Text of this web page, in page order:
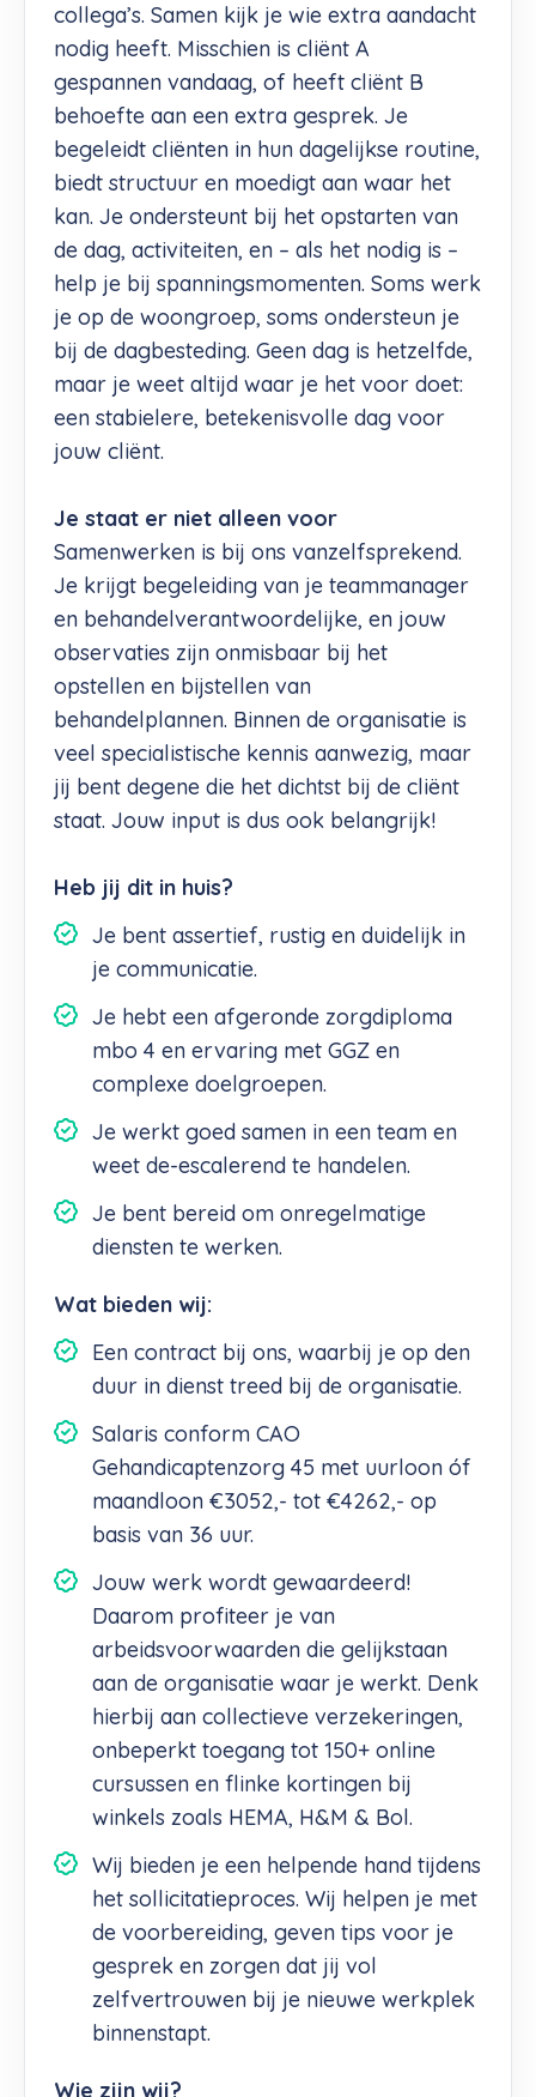
collega’s. Samen kijk je wie extra aandacht
nodig heeft. Misschien is cliënt A
gespannen vandaag, of heeft cliënt B
behoefte aan een extra gesprek. Je
begeleidt cliënten in hun dagelijkse routine,
biedt structuur en moedigt aan waar het
kan. Je ondersteunt bij het opstarten van
de dag, activiteiten, en – als het nodig is –
help je bij spanningsmomenten. Soms werk
je op de woongroep, soms ondersteun je
bij de dagbesteding. Geen dag is hetzelfde,
maar je weet altijd waar je het voor doet:
een stabielere, betekenisvolle dag voor
jouw cliënt.
Je staat er niet alleen voor
Samenwerken is bij ons vanzelfsprekend.
Je krijgt begeleiding van je teammanager
en behandelverantwoordelijke, en jouw
observaties zijn onmisbaar bij het
opstellen en bijstellen van
behandelplannen. Binnen de organisatie is
veel specialistische kennis aanwezig, maar
jij bent degene die het dichtst bij de cliënt
staat. Jouw input is dus ook belangrijk!
Heb jij dit in huis?
Je bent assertief, rustig en duidelijk in
je communicatie.
Je hebt een afgeronde zorgdiploma
mbo 4 en ervaring met GGZ en
complexe doelgroepen.
Je werkt goed samen in een team en
weet de-escalerend te handelen.
Je bent bereid om onregelmatige
diensten te werken.
Wat bieden wij:
Een contract bij ons, waarbij je op den
duur in dienst treed bij de organisatie.
Salaris conform CAO
Gehandicaptenzorg 45 met uurloon óf
maandloon €3052,- tot €4262,- op
basis van 36 uur.
Jouw werk wordt gewaardeerd!
Daarom profiteer je van
arbeidsvoorwaarden die gelijkstaan
aan de organisatie waar je werkt. Denk
hierbij aan collectieve verzekeringen,
onbeperkt toegang tot 150+ online
cursussen en flinke kortingen bij
winkels zoals HEMA, H&M & Bol.
Wij bieden je een helpende hand tijdens
het sollicitatieproces. Wij helpen je met
de voorbereiding, geven tips voor je
gesprek en zorgen dat jij vol
zelfvertrouwen bij je nieuwe werkplek
binnenstapt.
Wie zijn wij?